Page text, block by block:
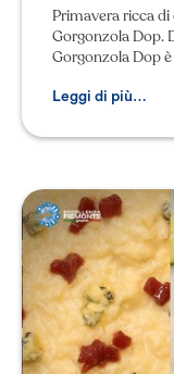
Primavera ricca
Gorgonzola Dop.
Gorgonzola Dop
Leggi di più…